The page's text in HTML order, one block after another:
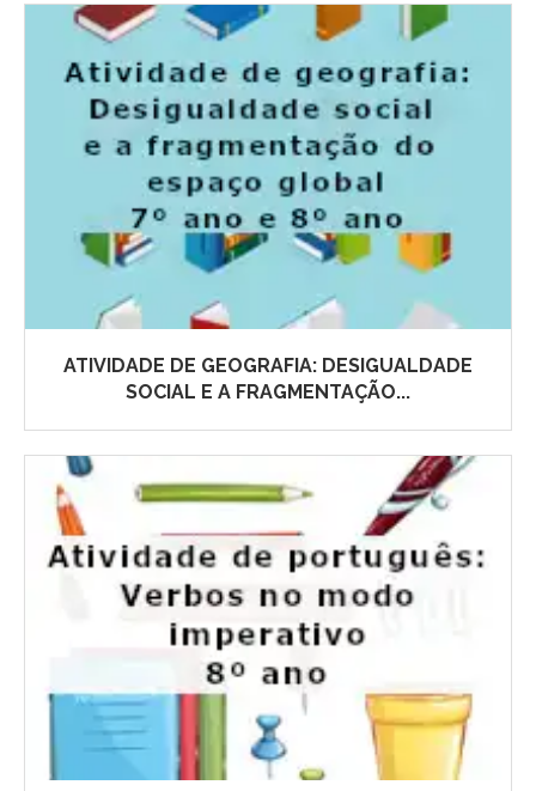
ATIVIDADE DE GEOGRAFIA: DESIGUALDADE
SOCIAL E A FRAGMENTAÇÃO...